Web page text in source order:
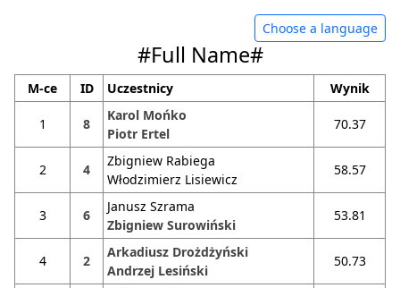
Choose a language
#Full Name#
M-ce ID Uczestnicy Wynik
1 8
Karol Mońko
Piotr Ertel
70.37
2 4
Zbigniew Rabiega
Włodzimierz Lisiewicz
58.57
3 6
Janusz Szrama
Zbigniew Surowiński
53.81
4 2
Arkadiusz Drożdżyński
Andrzej Lesiński
50.73